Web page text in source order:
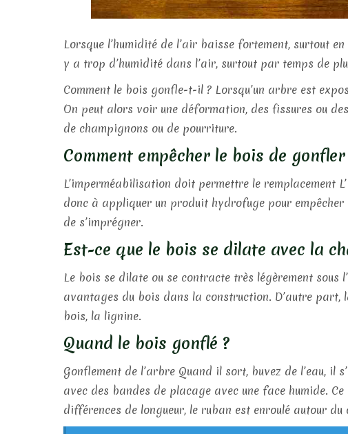
Lorsque l’humidité de l’air baisse fortement, surtout
y a trop d’humidité dans l’air, surtout par temps de
Comment le bois gonfle-t-il ? Lorsqu’un arbre est
On peut alors voir une déformation, des fissures ou
de champignons ou de pourriture.
Comment empêcher le bois de gonfler
L’imperméabilisation doit permettre le remplacement
donc à appliquer un produit hydrofuge pour
de s’imprégner.
Est-ce que le bois se dilate avec la
Le bois se dilate ou se contracte très légèrement sous
avantages du bois dans la construction. D’autre
bois, la lignine.
Quand le bois gonflé ?
Gonflement de l’arbre Quand il sort, buvez de l’eau, il
avec des bandes de placage avec une face humide.
différences de longueur, le ruban est enroulé autour du